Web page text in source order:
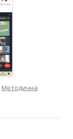
Методична